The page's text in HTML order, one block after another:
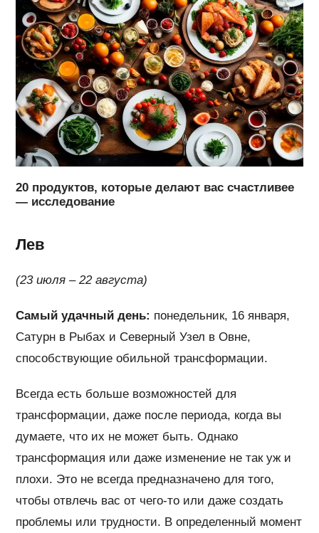
20 продуктов, которые делают вас счастливее
— исследование
Лев
(23 июля – 22 августа)
Самый удачный день: понедельник, 16 января,
Сатурн в Рыбах и Северный Узел в Овне,
способствующие обильной трансформации.
Всегда есть больше возможностей для
трансформации, даже после периода, когда вы
думаете, что их не может быть. Однако
трансформация или даже изменение не так уж и
плохи. Это не всегда предназначено для того,
чтобы отвлечь вас от чего-то или даже создать
проблемы или трудности. В определенный момент